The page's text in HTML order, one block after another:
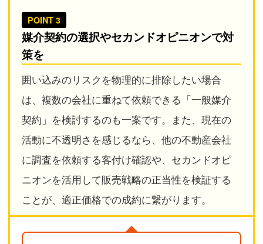
POINT 3
媒介契約の選択やセカンドオピニオンで対
策を
囲い込みのリスクを物理的に排除したい場合
は、複数の会社に重ねて依頼できる「一般媒介
契約」を検討するのも一案です。また、現在の
活動に不透明さを感じるなら、他の不動産会社
に調査を依頼する客付け確認や、セカンドオピ
ニオンを活用して販売戦略の正当性を検証する
ことが、適正価格での成約に繋がります。